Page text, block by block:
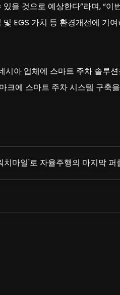
을 것으로 예상한다”라며, “이
EGS 가치 등 환경개선에 기
아 업체에 스마트 주차 솔루
크에 스마트 주차 시스템 구축
마일'로 자율주행의 마지막 퍼